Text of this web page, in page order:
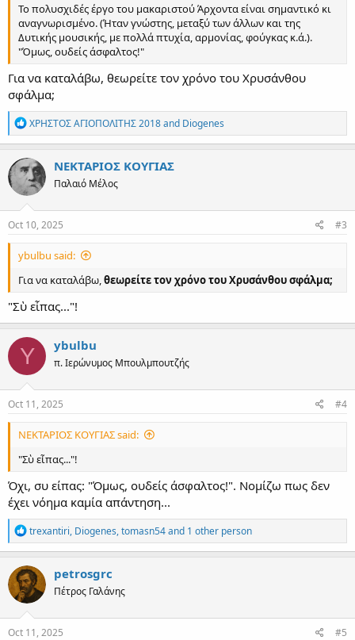
Το πολυσχιδές έργο του μακαριστού Άρχοντα είναι σημαντικό κι
αναγνωρισμένο. (Ήταν γνώστης, μεταξύ των άλλων και της
Δυτικής μουσικής, με πολλά πτυχία, αρμονίας, φούγκας κ.ά.).
"Όμως, ουδείς άσφαλτος!"
Για να καταλάβω, θεωρείτε τον χρόνο του Χρυσάνθου
σφάλμα;
R
e
a
c
t
i
o
n
s
ΧΡΗΣΤΟΣ ΑΓΙΟΠΟΛΙΤΗΣ 2018and Diogenes
ΝΕΚΤΑΡΙΟΣ ΚΟΥΓΙΑΣ
Παλαιό Μέλος
Oct 10, 2025 #3
ybulbu said:
Για να καταλάβω, θεωρείτε τον χρόνο του Χρυσάνθου σφάλμα;
"Σὺ εἶπας..."!
Y ybulbu
π. Ιερώνυμος Μπουλμπουτζής
Oct 11, 2025 #4
ΝΕΚΤΑΡΙΟΣ ΚΟΥΓΙΑΣ said:
"Σὺ εἶπας..."!
Όχι, συ είπας: "Όμως, ουδείς άσφαλτος!". Νομίζω πως δεν
έχει νόημα καμία απάντηση...
R
e
a
c
t
i
o
n
s
trexantiri, Diogenes,tomasn54and 1 other person
petrosgrc
Πέτρος Γαλάνης
Oct 11, 2025 #5